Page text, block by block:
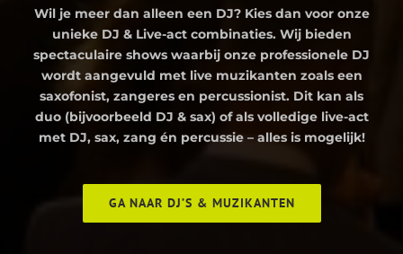
Wil je meer dan alleen een DJ? Kies dan voor onze
unieke DJ & Live-act combinaties. Wij bieden
spectaculaire shows waarbij onze professionele DJ
wordt aangevuld met live muzikanten zoals een
saxofonist, zangeres en percussionist. Dit kan als
duo (bijvoorbeeld DJ & sax) of als volledige live-act
met DJ, sax, zang én percussie – alles is mogelijk!
GA NAAR DJ’S & MUZIKANTEN